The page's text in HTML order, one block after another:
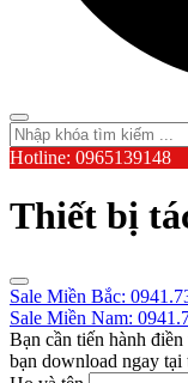
Hotline: 0965139148
Thiết bị
Sale Miền Bắc:
Sale Miền Nam:
Bạn cần tiến hành
bạn download ngay tại